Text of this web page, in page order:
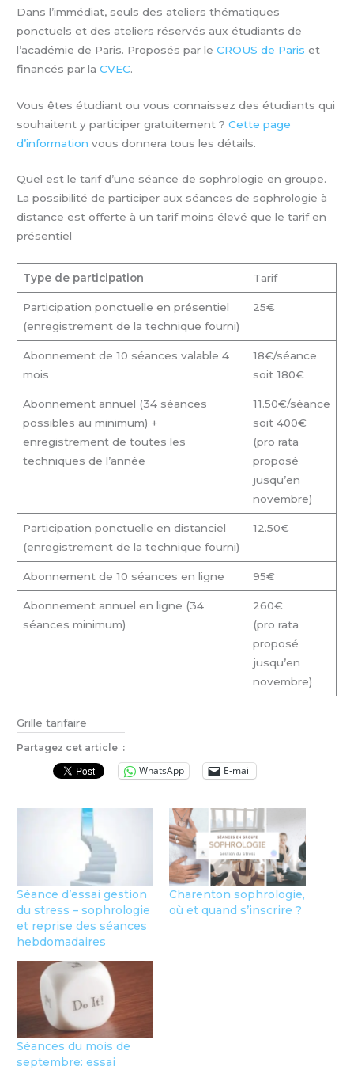
Dans l’immédiat, seuls des ateliers thématiques
ponctuels et des ateliers réservés aux étudiants de
l’académie de Paris. Proposés par leCROUS de Pariset
financés par laCVEC.
Vous êtes étudiant ou vous connaissez des étudiants qui
souhaitent y participer gratuitement ?Cette page
d’information vous donnera tous les détails.
Quel est le tarif d’une séance de sophrologie en groupe.
La possibilité de participer aux séances de sophrologie à
distance est offerte à un tarif moins élevé que le tarif en
présentiel
Type de participation Tarif
Participation ponctuelle en présentiel
(enregistrement de la technique fourni)
25€
Abonnement de 10 séances valable 4
mois
18€/séance
soit 180€
Abonnement annuel (34 séances
possibles au minimum) +
enregistrement de toutes les
techniques de l’année
11.50€/séance
soit 400€
(pro rata
proposé
jusqu’en
novembre)
Participation ponctuelle en distanciel
(enregistrement de la technique fourni)
12.50€
Abonnement de 10 séances en ligne 95€
Abonnement annuel en ligne (34
séances minimum)
260€
(pro rata
proposé
jusqu’en
novembre)
Grille tarifaire
Partagez cet article :
WhatsApp E-mail
Séance d’essai gestion
du stress – sophrologie
et reprise des séances
hebdomadaires
Charenton sophrologie,
où et quand s’inscrire ?
Séances du mois de
septembre: essai